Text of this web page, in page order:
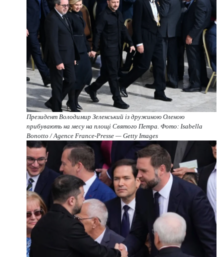
Президент Володимир Зеленський із дружиною Оленою
прибувають на месу на площі Святого Петра. Фото: Isabella
Bonotto / Agence France-Presse — Getty Images